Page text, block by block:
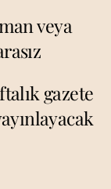
veya
gazete